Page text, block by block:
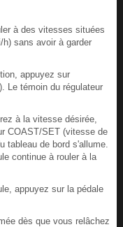
à des vitesses situées
sans avoir à garder
appuyez sur
Le témoin du régulateur
à la vitesse désirée,
COAST/SET (vitesse de
tableau de bord s'allume.
continue à rouler à la
appuyez sur la pédale
dès que vous relâchez